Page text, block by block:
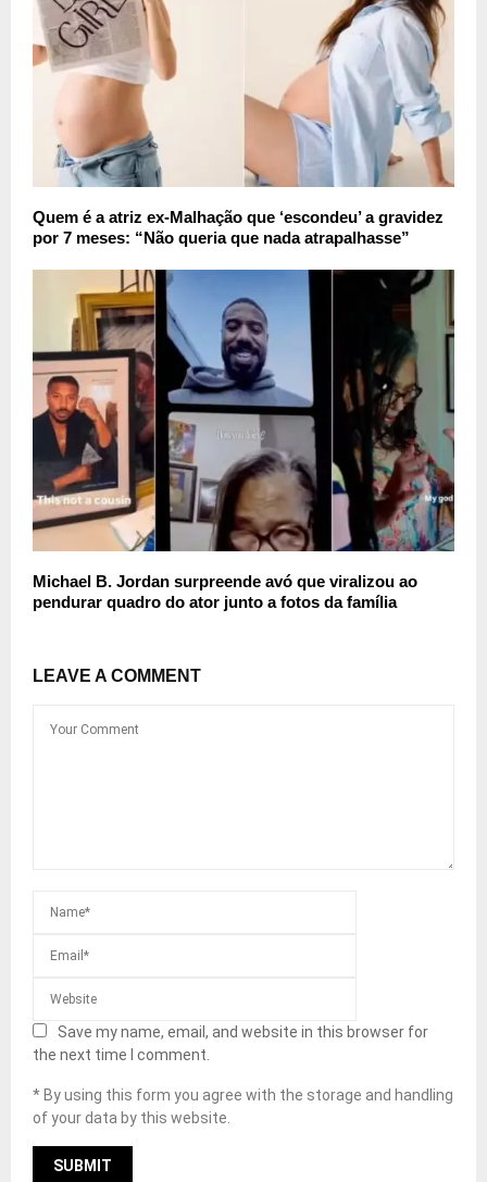
Quem é a atriz ex-Malhação que ‘escondeu’ a gravidez
por 7 meses: “Não queria que nada atrapalhasse”
Michael B. Jordan surpreende avó que viralizou ao
pendurar quadro do ator junto a fotos da família
LEAVE A COMMENT
Save my name, email, and website in this browser for
the next time I comment.
* By using this form you agree with the storage and handling
of your data by this website.